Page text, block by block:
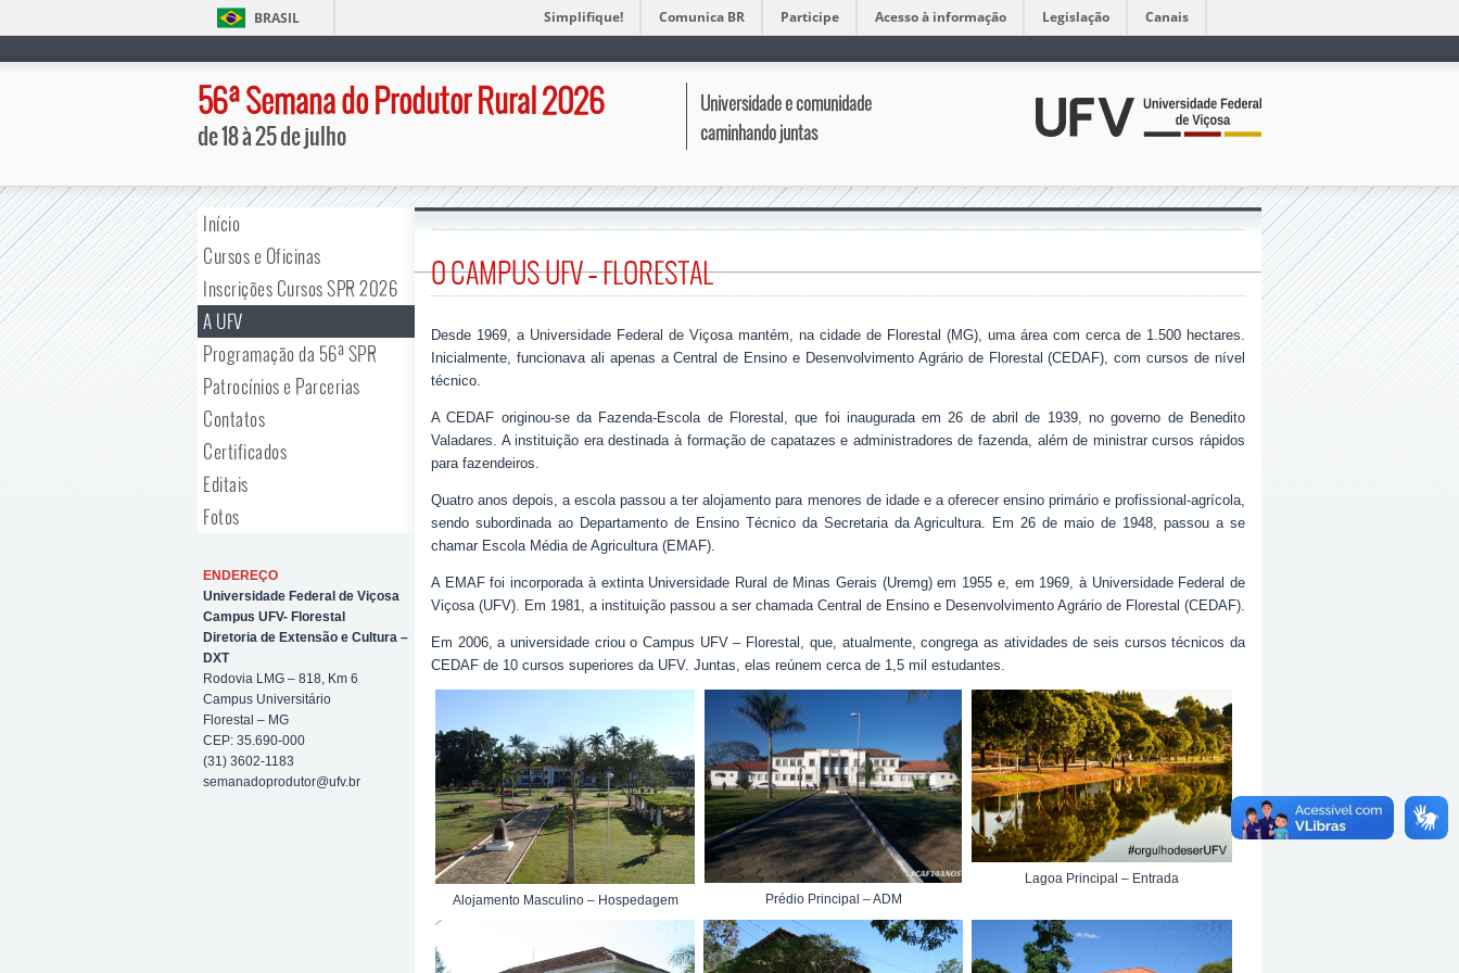
BRASIL Simplifique! Comunica BR Participe Acesso à informação Legislação Canais
56ª Semana do Produtor Rural 2026
de 18 à 25 de julho
Universidade e comunidade
caminhando juntas
Início
Cursos e Oficinas
Inscrições Cursos SPR 2026
A UFV
Programação da 56ª SPR
Patrocínios e Parcerias
Contatos
Certificados
Editais
Fotos
ENDEREÇO
Universidade Federal de Viçosa
Campus UFV- Florestal
Diretoria de Extensão e Cultura –
DXT
Rodovia LMG – 818, Km 6
Campus Universitário
Florestal – MG
CEP: 35.690-000
(31) 3602-1183
semanadoprodutor@ufv.br
O CAMPUS UFV – FLORESTAL
Desde 1969, a Universidade Federal de Viçosa mantém, na cidade de Florestal (MG), uma área com cerca de 1.500 hectares.
Inicialmente, funcionava ali apenas a Central de Ensino e Desenvolvimento Agrário de Florestal (CEDAF), com cursos de nível
técnico.
A CEDAF originou-se da Fazenda-Escola de Florestal, que foi inaugurada em 26 de abril de 1939, no governo de Benedito
Valadares. A instituição era destinada à formação de capatazes e administradores de fazenda, além de ministrar cursos rápidos
para fazendeiros.
Quatro anos depois, a escola passou a ter alojamento para menores de idade e a oferecer ensino primário e profissional-agrícola,
sendo subordinada ao Departamento de Ensino Técnico da Secretaria da Agricultura. Em 26 de maio de 1948, passou a se
chamar Escola Média de Agricultura (EMAF).
A EMAF foi incorporada à extinta Universidade Rural de Minas Gerais (Uremg) em 1955 e, em 1969, à Universidade Federal de
Viçosa (UFV). Em 1981, a instituição passou a ser chamada Central de Ensino e Desenvolvimento Agrário de Florestal (CEDAF).
Em 2006, a universidade criou o Campus UFV – Florestal, que, atualmente, congrega as atividades de seis cursos técnicos da
CEDAF de 10 cursos superiores da UFV. Juntas, elas reúnem cerca de 1,5 mil estudantes.
Alojamento Masculino – Hospedagem Prédio Principal – ADM
Lagoa Principal – Entrada